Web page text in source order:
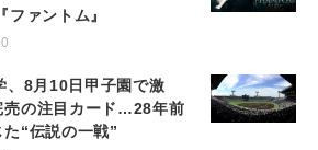
ファントム』
、8月10日甲子園で激
の注目カード…28年前
“伝説の一戦”